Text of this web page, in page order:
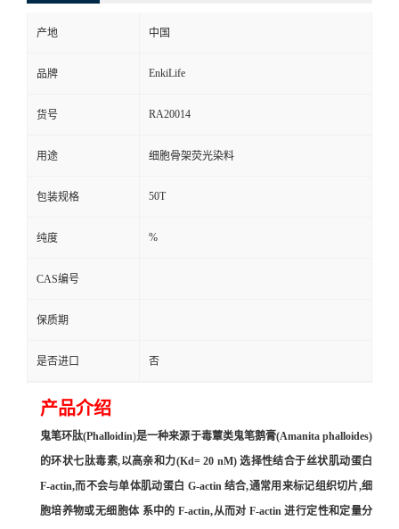
产地 中国
品牌 EnkiLife
货号 RA20014
用途 细胞骨架荧光染料
包装规格 50T
纯度 %
CAS编号
保质期
是否进口 否
产品介绍
鬼笔环肽(Phalloidin)是一种来源于毒蕈类鬼笔鹅膏(Amanita phalloides)
的环状七肽毒素,以高亲和力(Kd= 20 nM) 选择性结合于丝状肌动蛋白
F-actin,而不会与单体肌动蛋白 G-actin 结合,通常用来标记组织切片,细
胞培养物或无细胞体 系中的 F-actin,从而对 F-actin 进行定性和定量分